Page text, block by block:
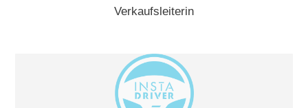
Verkaufsleiterin